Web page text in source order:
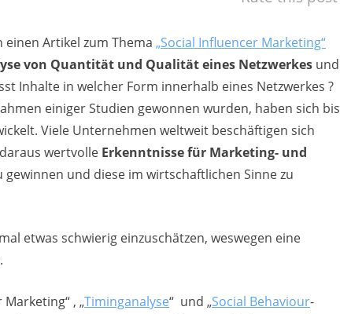
einen Artikel zum Thema „Social Influencer Marketing“
von Quantität und Qualität eines Netzwerkes und
Inhalte in welcher Form innerhalb eines Netzwerkes ?
einiger Studien gewonnen wurden, haben sich bis
Viele Unternehmen weltweit beschäftigen sich
wertvolle Erkenntnisse für Marketing- und
gewinnen und diese im wirtschaftlichen Sinne zu
etwas schwierig einzuschätzen, weswegen eine
, „Timinganalyse“ und „Social Behaviour-